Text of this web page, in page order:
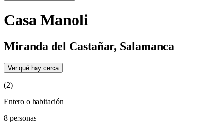
Casa Manoli
Miranda del Castañar, Salamanca
Ver qué hay cerca
(2)
Entero o habitación
8 personas